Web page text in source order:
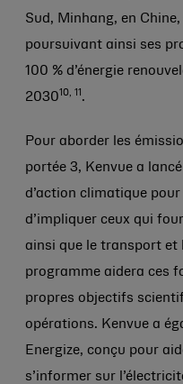
Sud, Minhang, en
poursuivant ainsi ses
100 % d’énergie
203010, 11 .
Pour aborder les
portée 3, Kenvue a
d’action climatique
d’impliquer ceux qui
ainsi que le transport
programme aidera ces
propres objectifs
opérations. Kenvue a
Energize, conçu pour
s’informer sur